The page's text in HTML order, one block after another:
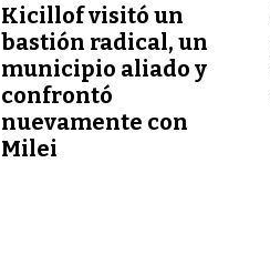
Kicillof visitó un
bastión radical, un
municipio aliado y
confrontó
nuevamente con
Milei